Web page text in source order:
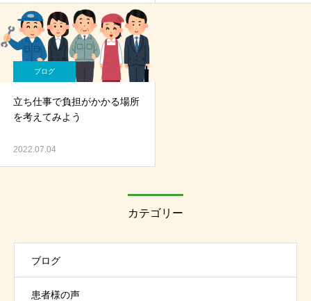
ブログ
立ち仕事で負担がかかる場所
を考えてみよう
2022.07.04
カテゴリー
ブログ
患者様の声